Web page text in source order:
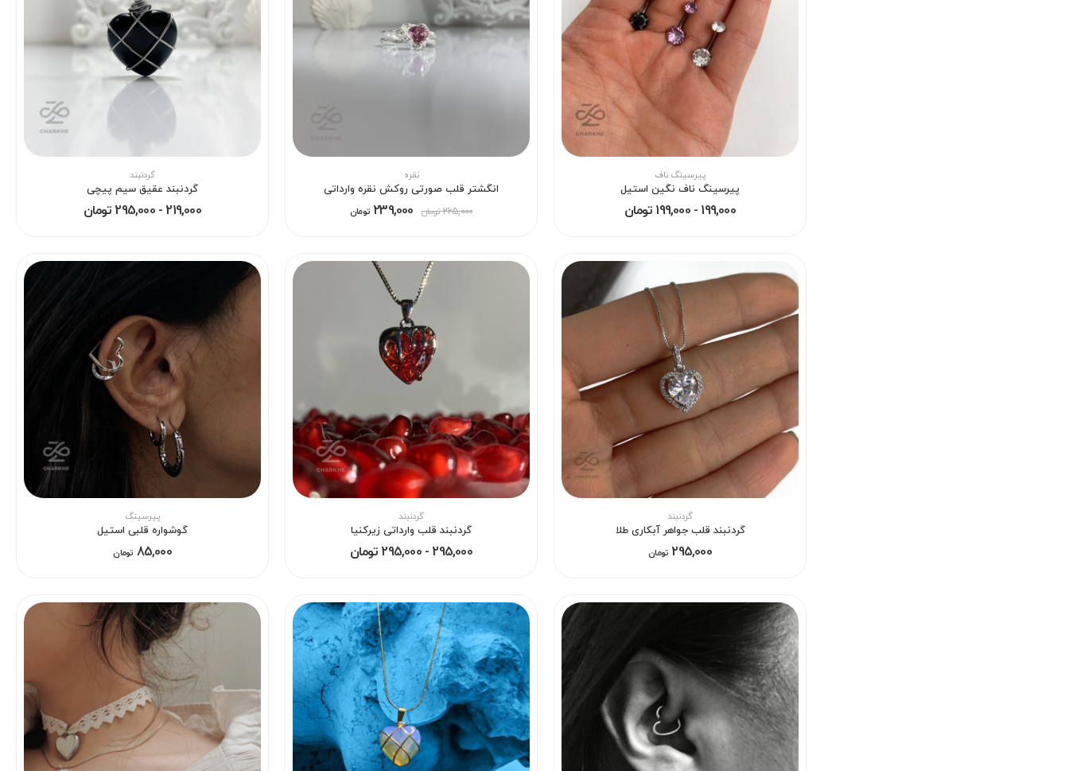
پیرسینگ ناف
پیرسینگ ناف نگین استیل
199,000 - 199,000 تومان
نقره
انگشتر قلب صورتی روکش نقره وارداتی
239,000 تومان 265,000 تومان
گردنبند
گردنبند عقیق سیم پیچی
219,000 - 295,000 تومان
گردنبند
گردنبند قلب جواهر آبکاری طلا
295,000 تومان
گردنبند
گردنبند قلب وارداتی زیرکنیا
295,000 - 295,000 تومان
پیرسینگ
گوشواره قلبی استیل
85,000 تومان